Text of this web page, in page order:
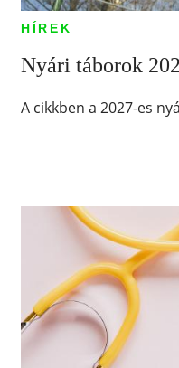
HÍREK
Nyári táborok
A cikkben a 2027-es